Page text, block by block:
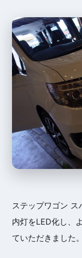
ステップワゴン ス
内灯をLED化し、
ていただきました。